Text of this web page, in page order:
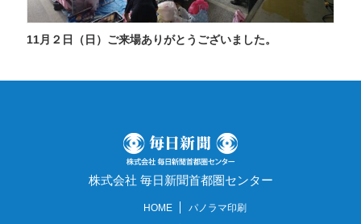
11月２日（日）ご来場ありがとうございました。
株式会社 毎日新聞首都圏センター
HOME
パノラマ印刷